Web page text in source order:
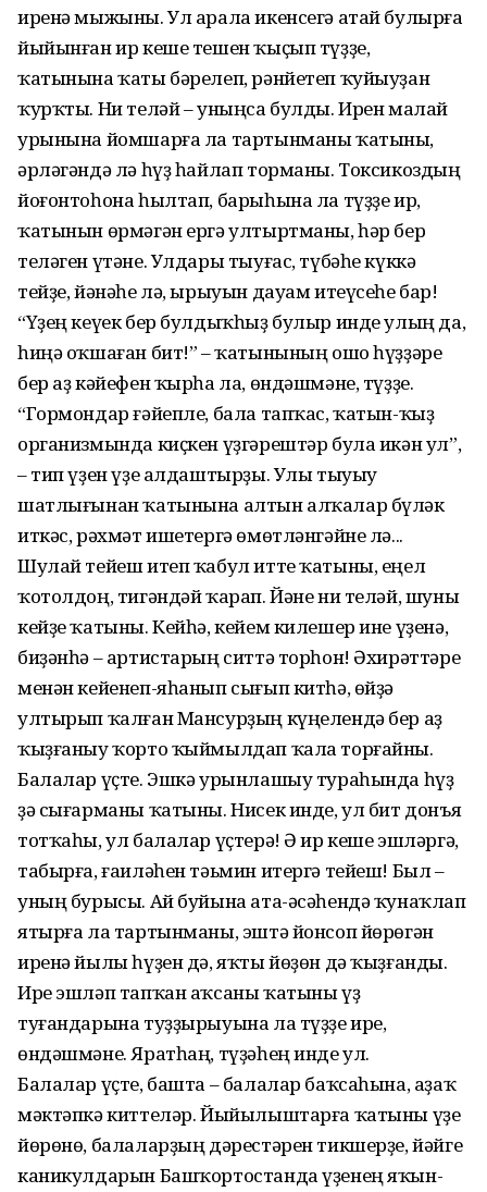
иренә мыжыны. Ул арала икенсегә атай булырға
йыйынған ир кеше тешен ҡыҫып түҙҙе,
ҡатынына ҡаты бәрелеп, рәнйетеп ҡуйыуҙан
ҡурҡты. Ни теләй – уныңса булды. Ирен малай
урынына йомшарға ла тартынманы ҡатыны,
әрләгәндә лә һүҙ һайлап торманы. Токсикоздың
йоғонтоһона һылтап, барыһына ла түҙҙе ир,
ҡатынын өрмәгән ергә ултыртманы, һәр бер
теләген үтәне. Улдары тыуғас, түбәһе күккә
тейҙе, йәнәһе лә, ырыуын дауам итеүсеһе бар!
“Үҙең кеүек бер булдыҡһыҙ булыр инде улың да,
һиңә оҡшаған бит!” – ҡатынының ошо һүҙҙәре
бер аҙ кәйефен ҡырһа ла, өндәшмәне, түҙҙе.
“Гормондар ғәйепле, бала тапҡас, ҡатын-ҡыҙ
организмында киҫкен үҙгәрештәр була икән ул”,
– тип үҙен үҙе алдаштырҙы. Улы тыуыу
шатлығынан ҡатынына алтын алҡалар бүләк
иткәс, рәхмәт ишетергә өмөт­ләнгәйне лә...
Шулай тейеш итеп ҡабул итте ҡатыны, еңел
ҡотолдоң, тигәндәй ҡарап. Йәне ни теләй, шуны
кейҙе ҡа­тыны. Кейһә, кейем килешер ине үҙенә,
биҙәнһә – артистарың ситтә торһон! Әхирәттәре
менән кейенеп-яһанып сығып китһә, өйҙә
ултырып ҡалған Мансурҙың күңелендә бер аҙ
ҡыҙғаныу ҡорто ҡыймылдап ҡала торғайны.
Балалар үҫте. Эшкә урынлашыу тураһында һүҙ
ҙә сығарманы ҡатыны. Нисек инде, ул бит донъя
тотҡаһы, ул балалар үҫтерә! Ә ир кеше эшләргә,
табырға, ғаиләһен тәьмин итергә тейеш! Был –
уның бурысы. Ай буйына ата-әсәһендә ҡунаҡлап
ятырға ла тартынманы, эштә йонсоп йөрөгән
иренә йылы һүҙен дә, яҡты йөҙөн дә ҡыҙғанды.
Ире эшләп тапҡан аҡсаны ҡатыны үҙ
туғандарына туҙҙырыуына ла түҙҙе ире,
өндәшмәне. Яратһаң, түҙәһең инде ул.
Балалар үҫте, баш­та – балалар баҡса­һына, аҙаҡ
мәктәпкә киттеләр. Йыйылыш­тарға ҡатыны үҙе
йөрөнө, балаларҙың дәрестәрен тикшер­ҙе, йәйге
ка­никул­да­рын Башҡор­тос­танда үҙенең яҡын­